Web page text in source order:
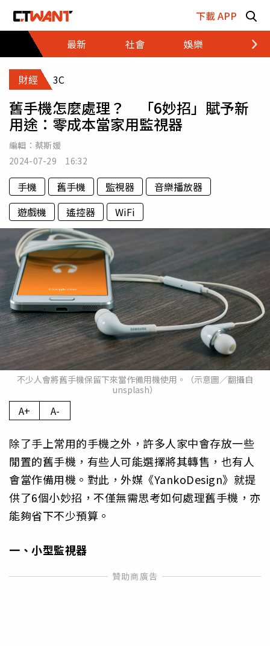
下載 APP
最新
社會 娛樂 財經
財經 3C
舊手機怎麼處理？ 「6妙招」賦予新
用途：零成本當家用監視器
編輯： 蔡斯媛
2024-07-29 16:32
手機 舊手機 監視器
音樂播放器
遊戲機
遙控器 WiFi
不少人會將舊手機保留下來當作備用機使用。（示意圖／翻攝自
unsplash）
A+ A-
除了手上常用的手機之外，許多人家中會存放一些
閒置的舊手機，有些人可能選擇將其轉售，也有人
會當作備用機。對此，外媒《YankoDesign》就提
供了6個小妙招，不僅無需思考如何處理舊手機，亦
能夠省下不少預算。
一、小型監視器